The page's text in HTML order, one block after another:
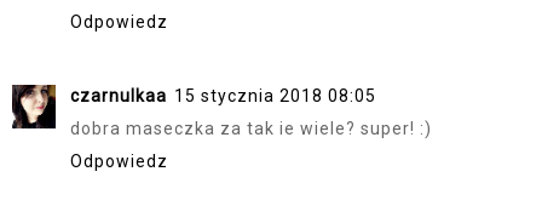
Odpowiedz
czarnulkaa 15 stycznia 2018 08:05
dobra maseczka za tak ie wiele? super! :)
Odpowiedz